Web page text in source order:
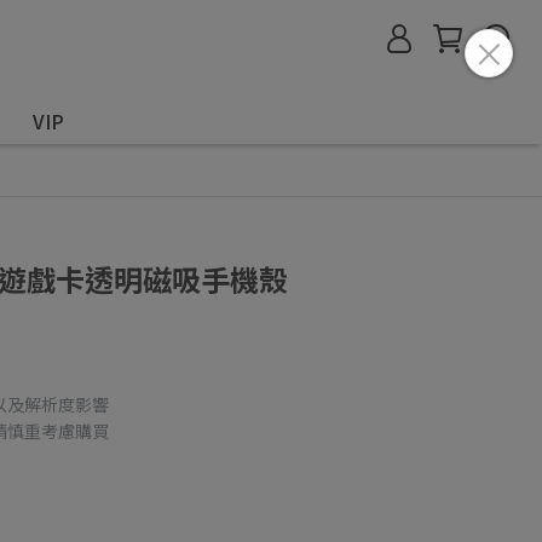
VIP
戲卡透明磁吸手機殼
及解析度影響
慎重考慮購買